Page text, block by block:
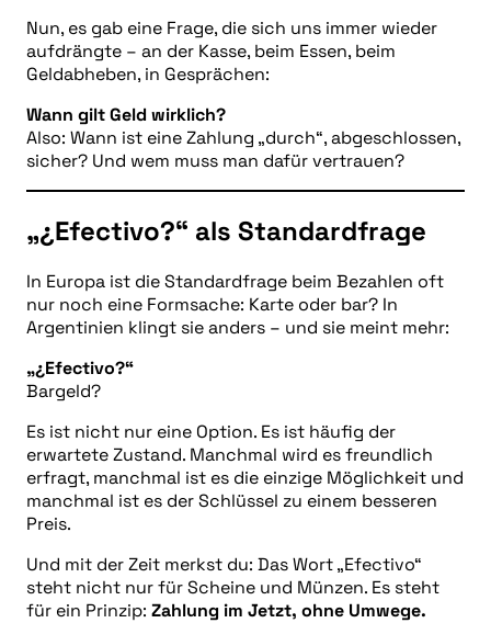
Nun, es gab eine Frage, die sich uns immer wieder
aufdrängte – an der Kasse, beim Essen, beim
Geldabheben, in Gesprächen:
Wann gilt Geld wirklich?
Also: Wann ist eine Zahlung „durch“, abgeschlossen,
sicher? Und wem muss man dafür vertrauen?
„¿Efectivo?“ als Standardfrage
In Europa ist die Standardfrage beim Bezahlen oft
nur noch eine Formsache: Karte oder bar? In
Argentinien klingt sie anders – und sie meint mehr:
„¿Efectivo?“
Bargeld?
Es ist nicht nur eine Option. Es ist häufig der
erwartete Zustand. Manchmal wird es freundlich
erfragt, manchmal ist es die einzige Möglichkeit und
manchmal ist es der Schlüssel zu einem besseren
Preis.
Und mit der Zeit merkst du: Das Wort „Efectivo“
steht nicht nur für Scheine und Münzen. Es steht
für ein Prinzip: Zahlung im Jetzt, ohne Umwege.